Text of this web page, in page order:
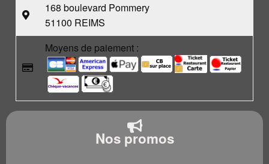
168 boulevard Pommery
51100 REIMS
Moyens de paiement :
Nos promos